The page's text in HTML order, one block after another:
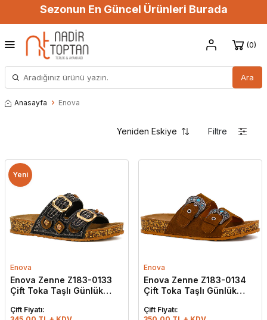
Sezonun En Güncel Ürünleri Burada
Ara
0
Anasayfa Enova
Filtre
Yeni
Enova
Enova Zenne Z183-0133
Çift Toka Taşlı Günlük
Çift Fiyatı:
Enova
Enova Zenne Z183-0134
Çift Toka Taşlı Günlük
Çift Fiyatı: